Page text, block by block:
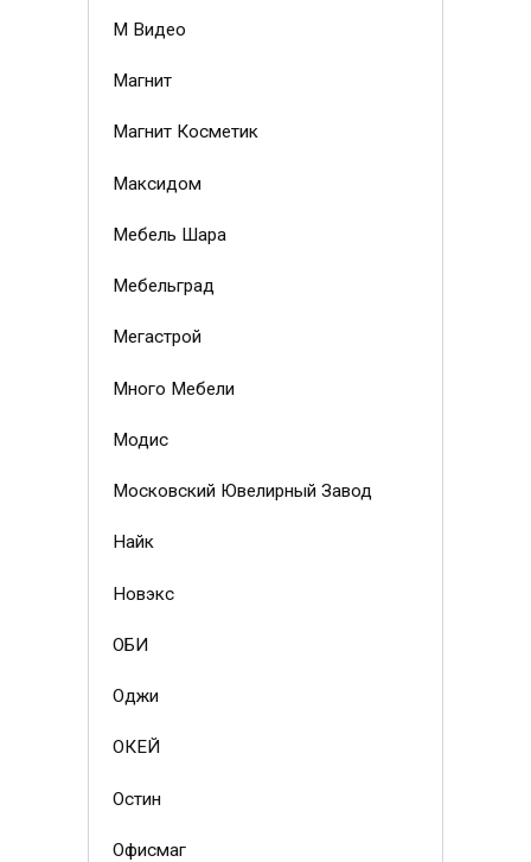
М Видео
Магнит
Магнит Косметик
Максидом
Мебель Шара
Мебельград
Мегастрой
Много Мебели
Модис
Московский Ювелирный Завод
Найк
Новэкс
ОБИ
Оджи
ОКЕЙ
Остин
Офисмаг